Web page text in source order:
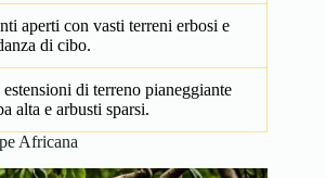
aperti con vasti terreni erbosi e
di cibo.
di terreno pianeggiante
alta e arbusti sparsi.
Africana